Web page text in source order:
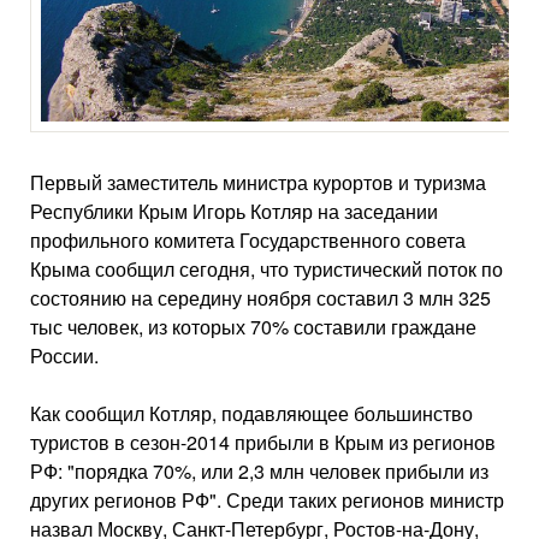
Первый заместитель министра курортов и туризма
Республики Крым Игорь Котляр на заседании
профильного комитета Государственного совета
Крыма сообщил сегодня, что туристический поток по
состоянию на середину ноября составил 3 млн 325
тыс человек, из которых 70% составили граждане
России.
Как сообщил Котляр, подавляющее большинство
туристов в сезон-2014 прибыли в Крым из регионов
РФ: "порядка 70%, или 2,3 млн человек прибыли из
других регионов РФ". Среди таких регионов министр
назвал Москву, Санкт-Петербург, Ростов-на-Дону,